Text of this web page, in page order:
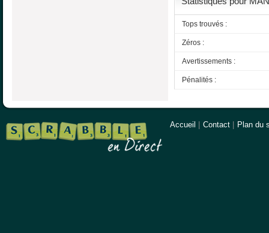
Tops trouvés :
Zéros :
Avertissements :
Pénalités :
Accueil Contact Plan du